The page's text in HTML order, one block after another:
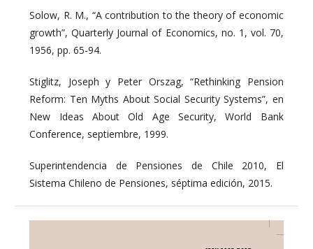
Solow, R. M., “A contribution to the theory of economic
growth”, Quarterly Journal of Economics, no. 1, vol. 70,
1956, pp. 65-94.
Stiglitz, Joseph y Peter Orszag, “Rethinking Pension
Reform: Ten Myths About Social Security Systems”, en
New Ideas About Old Age Security, World Bank
Conference, septiembre, 1999.
Superintendencia de Pensiones de Chile 2010, El
Sistema Chileno de Pensiones, séptima edición, 2015.